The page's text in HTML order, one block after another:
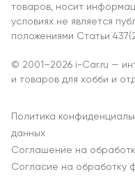
товаров, носит
условиях не является
положениями Статьи
© 2001–2026 i-Car.ru —
и товаров для хобби и
Политика
данных
Соглашение на
Согласие на обработку